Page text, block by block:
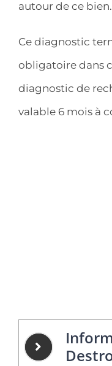
autour de ce bien.
Ce diagnostic
obligatoire dans
diagnostic de
valable 6 mois à